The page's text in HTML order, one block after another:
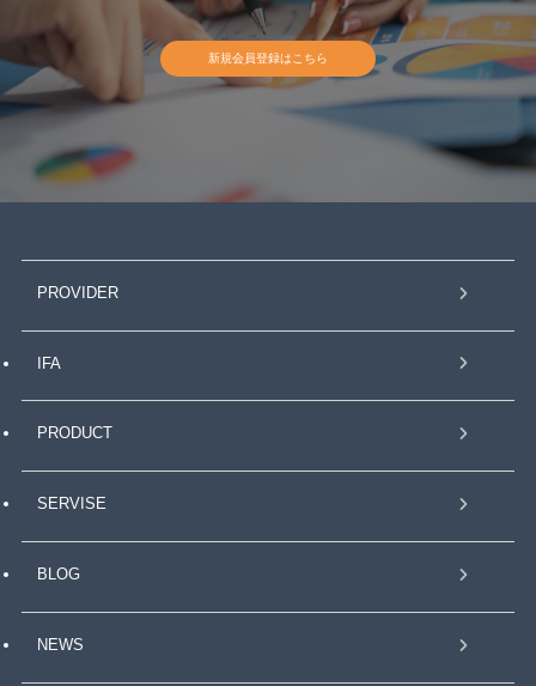
新規会員登録はこちら
PROVIDER
IFA
PRODUCT
SERVISE
BLOG
NEWS